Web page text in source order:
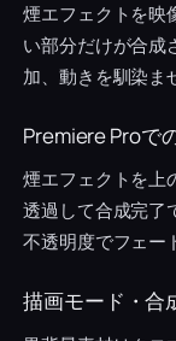
煙エフェクトを映
い部分だけが合成
加、動きを馴染ま
Premiere Proで
煙エフェクトを上
透過して合成完了
不透明度でフェー
描画モード・合